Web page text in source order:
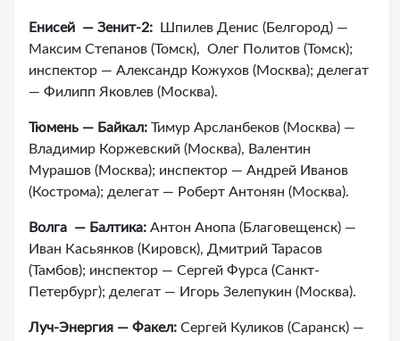
Енисей — Зенит-2:
Шпилев Денис (Белгород) —
Максим Степанов (Томск), Олег Политов (Томск);
инспектор — Александр Кожухов (Москва); делегат
— Филипп Яковлев (Москва).
Тюмень — Байкал: Тимур Арсланбеков (Москва) —
Владимир Коржевский (Москва), Валентин
Мурашов (Москва); инспектор — Андрей Иванов
(Кострома); делегат — Роберт Антонян (Москва).
Волга — Балтика: Антон Анопа (Благовещенск) —
Иван Касьянков (Кировск), Дмитрий Тарасов
(Тамбов); инспектор — Сергей Фурса (Санкт-
Петербург); делегат — Игорь Зелепукин (Москва).
Луч-Энергия — Факел: Сергей Куликов (Саранск) —